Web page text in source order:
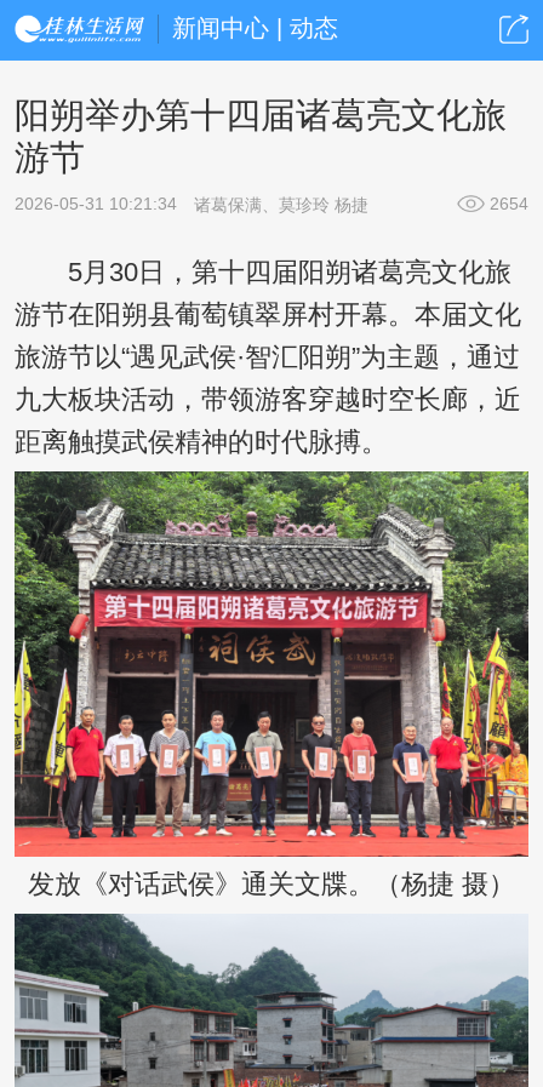
新闻中心 | 动态
阳朔举办第十四届诸葛亮文化旅
游节
2026-05-31 10:21:34 诸葛保满、莫珍玲 杨捷 2654
5月30日，第十四届阳朔诸葛亮文化旅
游节在阳朔县葡萄镇翠屏村开幕。本届文化
旅游节以“遇见武侯·智汇阳朔”为主题，通过
九大板块活动，带领游客穿越时空长廊，近
距离触摸武侯精神的时代脉搏。
发放《对话武侯》通关文牒。（杨捷 摄）